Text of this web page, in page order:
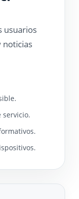
usuarios
noticias
servicio.